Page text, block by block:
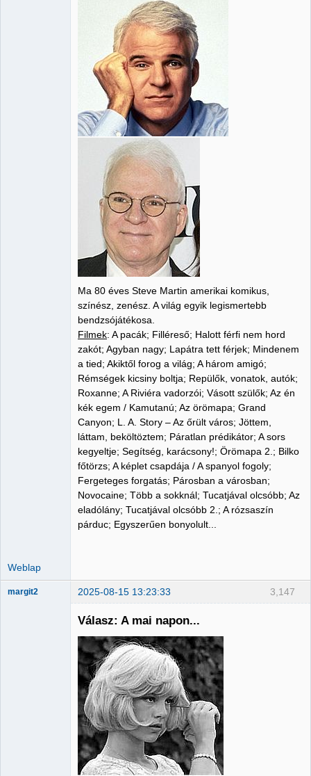
Ma 80 éves Steve Martin amerikai komikus,
színész, zenész. A világ egyik legismertebb
bendzsójátékosa.
Filmek: A pacák; Filléreső; Halott férfi nem hord
zakót; Agyban nagy; Lapátra tett férjek; Mindenem
a tied; Akiktől forog a világ; A három amigó;
Rémségek kicsiny boltja; Repülők, vonatok, autók;
Roxanne; A Riviéra vadorzói; Vásott szülők; Az én
kék egem / Kamutanú; Az örömapa; Grand
Canyon; L. A. Story – Az őrült város; Jöttem,
láttam, beköltöztem; Páratlan prédikátor; A sors
kegyeltje; Segítség, karácsony!; Örömapa 2.; Bilko
főtörzs; A képlet csapdája / A spanyol fogoly;
Fergeteges forgatás; Párosban a városban;
Novocaine; Több a sokknál; Tucatjával olcsóbb; Az
eladólány; Tucatjával olcsóbb 2.; A rózsaszín
párduc; Egyszerűen bonyolult...
Weblap
3,147
margit2 2025-08-15 13:23:33
Válasz: A mai napon...